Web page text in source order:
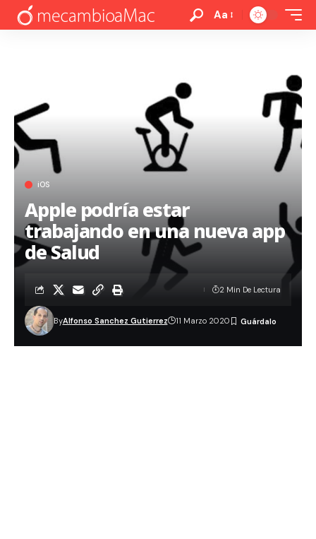
Aa
iOS
Apple podría estar
trabajando en una nueva app
de Salud
ByAlfonso Sanchez Gutierrez 11 Marzo 2020
2 Min De Lectura